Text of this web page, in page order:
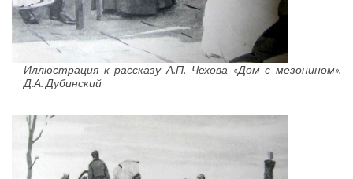
Иллюстрация к рассказу А.П. Чехова «Дом с мезонином».
Д.А. Дубинский